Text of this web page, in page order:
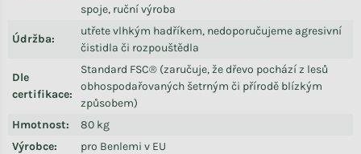
spoje, ruční výroba
Údržba:
utřete vlhkým hadříkem, nedoporučujeme agresivní
čistidla či rozpouštědla
Dle
certifikace:
Standard FSC® (zaručuje, že dřevo pochází z lesů
obhospodařovaných šetrným či přírodě blízkým
způsobem)
Hmotnost:
80 kg
Výrobce: pro Benlemi v EU